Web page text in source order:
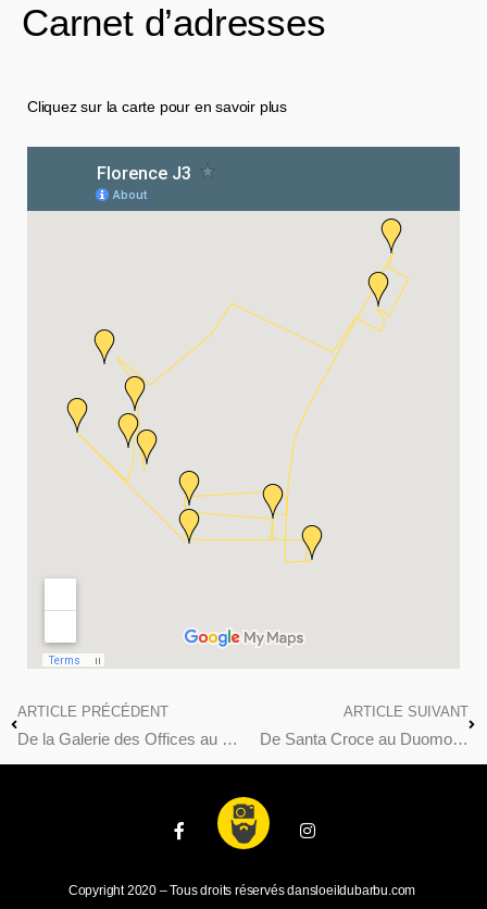
Carnet d’adresses
Cliquez sur la carte pour en savoir plus
ARTICLE PRÉCÉDENT
De la Galerie des Offices au Palazzo Pitti
ARTICLE SUIVANT
De Santa Croce au Duomo…
Copyright 2020 – Tous droits réservés dansloeildubarbu.com